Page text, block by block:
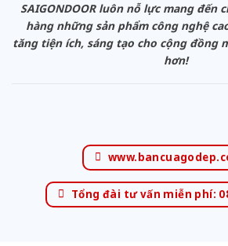
SAIGONDOOR luôn nỗ lực mang đến
hàng những sản phẩm công nghệ
tăng tiện ích, sáng tạo cho cộng đồng
hơn!
Tổng đài tư vấn miễn phí: